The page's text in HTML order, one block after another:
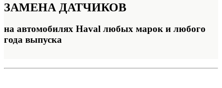
ЗАМЕНА ДАТЧИКОВ
на автомобилях Haval любых марок и любого
года выпуска